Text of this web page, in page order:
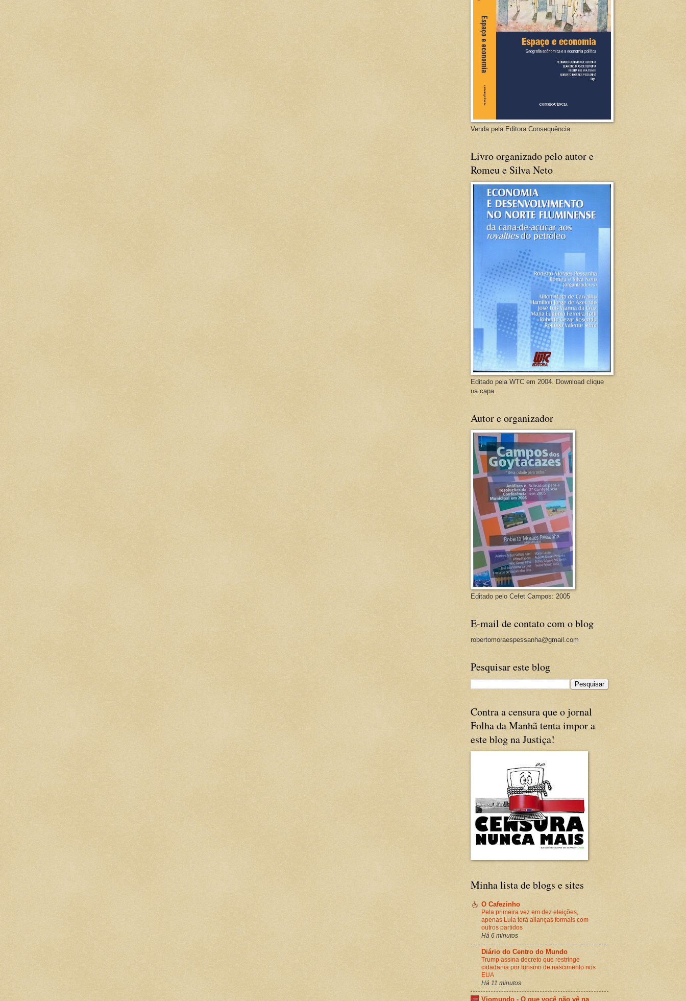
Venda pela Editora Consequência
Livro organizado pelo autor e
Romeu e Silva Neto
Editado pela WTC em 2004. Download clique
na capa.
Autor e organizador
Editado pelo Cefet Campos: 2005
E-mail de contato com o blog
robertomoraespessanha@gmail.com
Pesquisar este blog
Contra a censura que o jornal
Folha da Manhã tenta impor a
este blog na Justiça!
Minha lista de blogs e sites
O Cafezinho
Pela primeira vez em dez eleições,
apenas Lula terá alianças formais com
outros partidos
Há 6 minutos
Diário do Centro do Mundo
Trump assina decreto que restringe
cidadania por turismo de nascimento nos
EUA
Há 11 minutos
Viomundo - O que você não vê na